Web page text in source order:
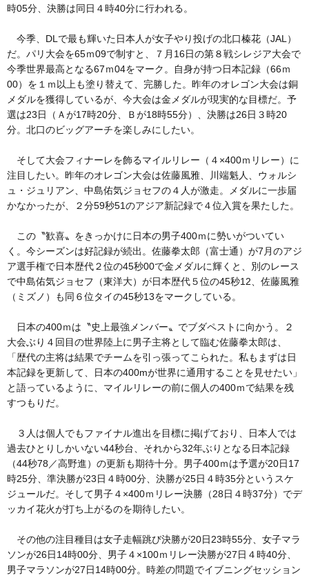
時05分、決勝は同日４時40分に行われる。
今季、DLで最も輝いた日本人が女子やり投げの北口榛花（JAL）
だ。パリ大会を65ｍ09で制すと、７月16日の第８戦シレジア大会で
今季世界最高となる67ｍ04をマーク。自身が持つ日本記録（66ｍ
00）を１ｍ以上も塗り替えて、完勝した。昨年のオレゴン大会は銅
メダルを獲得しているが、今大会は金メダルが現実的な目標だ。予
選は23日（Ａが17時20分、Ｂが18時55分）、決勝は26日３時20
分。北口のビッグアーチを楽しみにしたい。
そして大会フィナーレを飾るマイルリレー（４×400ｍリレー）に
注目したい。昨年のオレゴン大会は佐藤風雅、川端魁人、ウォルシ
ュ・ジュリアン、中島佑気ジョセフの４人が激走。メダルに一歩届
かなかったが、２分59秒51のアジア新記録で４位入賞を果たした。
この〝歓喜〟をきっかけに日本の男子400ｍに勢いがついてい
く。今シーズンは好記録が続出。佐藤拳太郎（富士通）が7月のアジ
ア選手権で日本歴代２位の45秒00で金メダルに輝くと、別のレース
で中島佑気ジョセフ（東洋大）が日本歴代５位の45秒12、佐藤風雅
（ミズノ）も同６位タイの45秒13をマークしている。
日本の400ｍは〝史上最強メンバー〟でブダペストに向かう。２
大会ぶり４回目の世界陸上に男子主将として臨む佐藤拳太郎は、
「歴代の主将は結果でチームを引っ張ってこられた。私もまずは日
本記録を更新して、日本の400mが世界に通用することを見せたい」
と語っているように、マイルリレーの前に個人の400ｍで結果を残
すつもりだ。
３人は個人でもファイナル進出を目標に掲げており、日本人では
過去ひとりしかいない44秒台、それから32年ぶりとなる日本記録
（44秒78／高野進）の更新も期待十分。男子400ｍは予選が20日17
時25分、準決勝が23日４時00分、決勝が25日４時35分というスケ
ジュールだ。そして男子４×400ｍリレー決勝（28日４時37分）でデ
ッカイ花火が打ち上がるのを期待したい。
その他の注目種目は女子走幅跳び決勝が20日23時55分、女子マラ
ソンが26日14時00分、男子４×100ｍリレー決勝が27日４時40分、
男子マラソンが27日14時00分。時差の問題でイブニングセッション